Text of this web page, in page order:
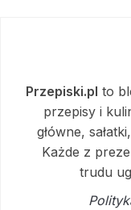
Przepiski.pl to
przepisy i
główne,
Każde z
trudu